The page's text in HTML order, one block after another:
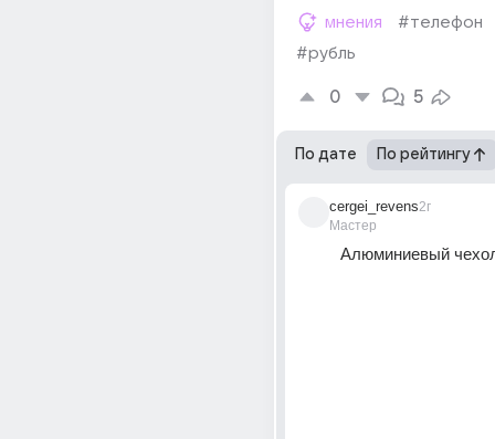
мнения
#телефон
#рубль
0 5
По дате По рейтингу
cergei_revens
Мастер
2г
Алюминиевый